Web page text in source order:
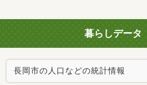
暮らしデータ
長岡市の人口などの統計情報